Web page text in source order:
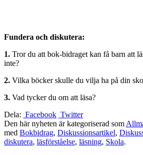
Fundera och diskutera:
1. Tror du att bok-bidraget kan få barn att
inte?
2. Vilka böcker skulle du vilja ha på din
3. Vad tycker du om att läsa?
Dela: Facebook Twitter
Den här nyheten är kategoriserad som
med Bokbidrag, Diskussionsartikel,
diskutera, läsförståelse, läsning, Skola.